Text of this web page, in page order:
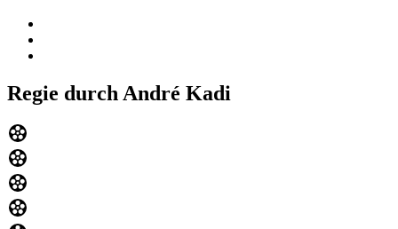
Regie durch André Kadi